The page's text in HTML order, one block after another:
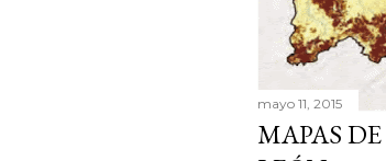
mayo 11, 2015
MAPAS